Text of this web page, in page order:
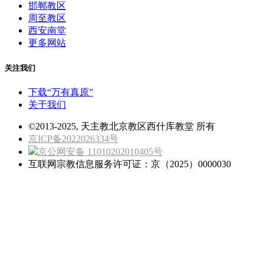
邯郸教区
周至教区
西安南堂
更多网站
关注我们
下载“万有真原”
关于我们
©2013-2025, 天主教北京教区西什库教堂 所有
京ICP备2022026334号
京公网安备 11010202010405号
互联网宗教信息服务许可证：京（2025）0000030